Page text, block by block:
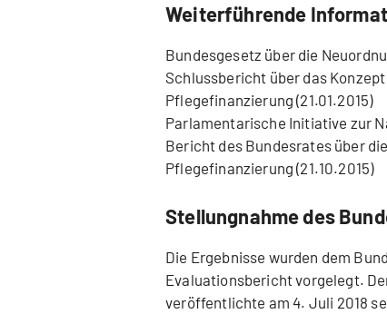
Weiterführende
Bundesgesetz über die
Schlussbericht über das
Pflegefinanzierung (21.01.2015)
Parlamentarische Initiative zur
Bericht des Bundesrates über
Pflegefinanzierung (21.10.2015)
Stellungnahme des
Die Ergebnisse wurden dem
Evaluationsbericht vorgelegt.
veröffentlichte am 4. Juli 2018